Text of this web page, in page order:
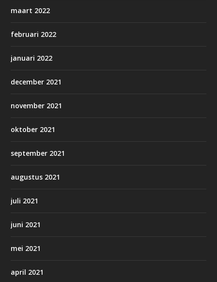
maart 2022
februari 2022
januari 2022
december 2021
november 2021
oktober 2021
september 2021
augustus 2021
juli 2021
juni 2021
mei 2021
april 2021